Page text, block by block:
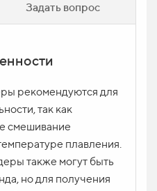
Задать вопрос
рекомендуются для
так как
смешивание
плавления.
также могут быть
но для получения